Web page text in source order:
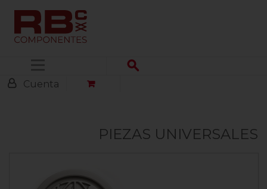
Cuenta
PIEZAS UNIVERSALES